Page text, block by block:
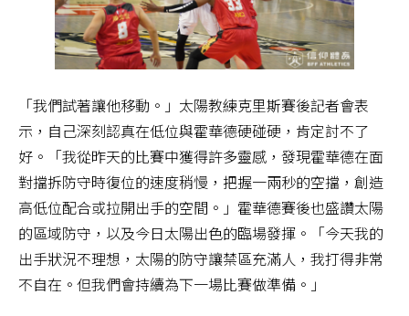
「我們試著讓他移動。」太陽教練克里斯賽後記者會表
示，自己深刻認真在低位與霍華德硬碰硬，肯定討不了
好。「我從昨天的比賽中獲得許多靈感，發現霍華德在面
對擋拆防守時復位的速度稍慢，把握一兩秒的空擋，創造
高低位配合或拉開出手的空間。」霍華德賽後也盛讚太陽
的區域防守，以及今日太陽出色的臨場發揮。「今天我的
出手狀況不理想，太陽的防守讓禁區充滿人，我打得非常
不自在。但我們會持續為下一場比賽做準備。」